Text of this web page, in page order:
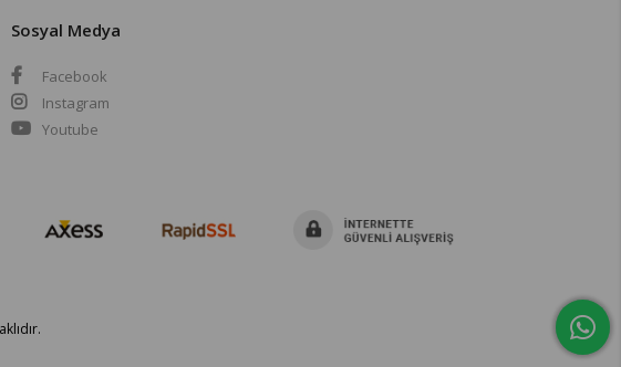
Sosyal Medya
Facebook
Instagram
Youtube